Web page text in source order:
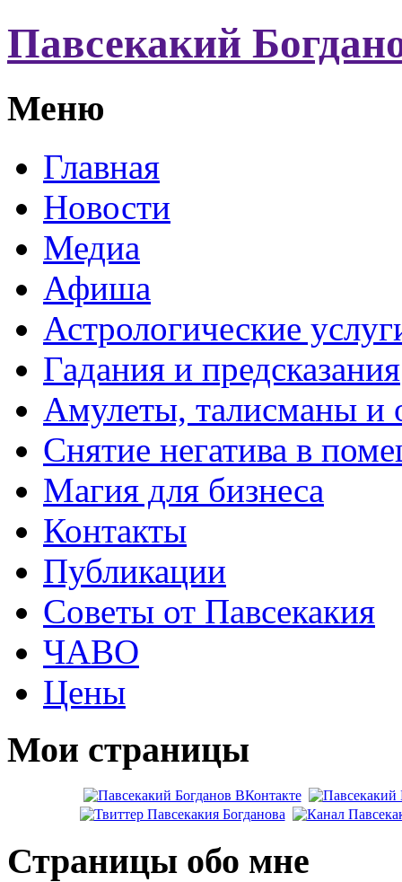
Павсекакий
Меню
Главная
Новости
Медиа
Афиша
Астрологические
Гадания и предсказания
Амулеты, талисманы и
Снятие негатива в
Магия для бизнеса
Контакты
Публикации
Советы от Павсекакия
ЧАВО
Цены
Мои страницы
Страницы обо мне